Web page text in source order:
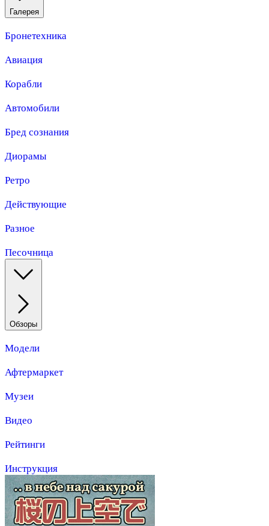
Галерея
Бронетехника
Авиация
Корабли
Автомобили
Бред сознания
Диорамы
Ретро
Действующие
Разное
Песочница
Обзоры
Модели
Афтермаркет
Музеи
Видео
Рейтинги
Инструкция